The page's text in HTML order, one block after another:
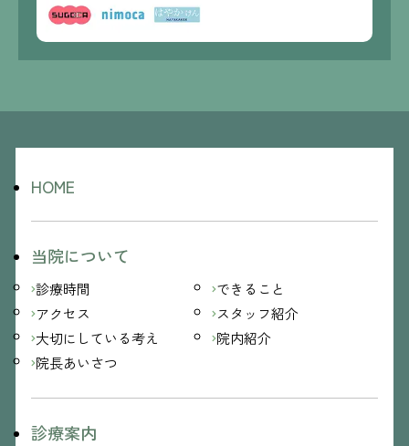
HOME
当院について
診療時間
アクセス
大切にしている考え
院長あいさつ
できること
スタッフ紹介
院内紹介
診療案内